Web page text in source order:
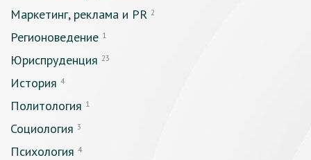
Маркетинг, реклама и PR 2
Регионоведение 1
Юриспруденция 23
История 4
Политология 1
Социология 3
Психология 4